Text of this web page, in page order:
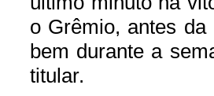
o Grêmio, antes
bem durante a
titular.